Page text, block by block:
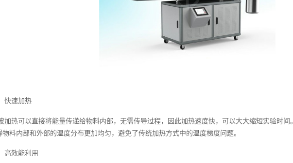
快速加热
加热可以直接将能量传递给物料内部，无需传导过程，因此加热速度快，可以大大缩短实验时
物料内部和外部的温度分布更加均匀，避免了传统加热方式中的温度梯度问题。
高效能利用